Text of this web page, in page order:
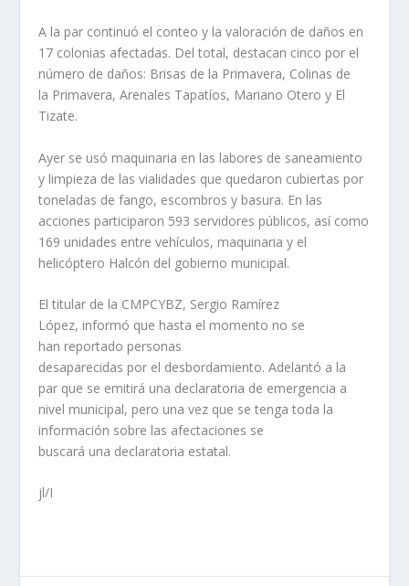
A la par continuó el conteo y la valoración de daños en
17 colonias afectadas. Del total, destacan cinco por el
número de daños: Brisas de la Primavera, Colinas de
la Primavera, Arenales Tapatíos, Mariano Otero y El
Tizate.
Ayer se usó maquinaria en las labores de saneamiento
y limpieza de las vialidades que quedaron cubiertas por
toneladas de fango, escombros y basura. En las
acciones participaron 593 servidores públicos, así como
169 unidades entre vehículos, maquinaria y el
helicóptero Halcón del gobierno municipal.
El titular de la CMPCYBZ, Sergio Ramírez
López, informó que hasta el momento no se
han reportado personas
desaparecidas por el desbordamiento. Adelantó a la
par que se emitirá una declaratoria de emergencia a
nivel municipal, pero una vez que se tenga toda la
información sobre las afectaciones se
buscará una declaratoria estatal.
jl/I